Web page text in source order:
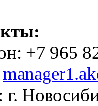
+7 965
г.